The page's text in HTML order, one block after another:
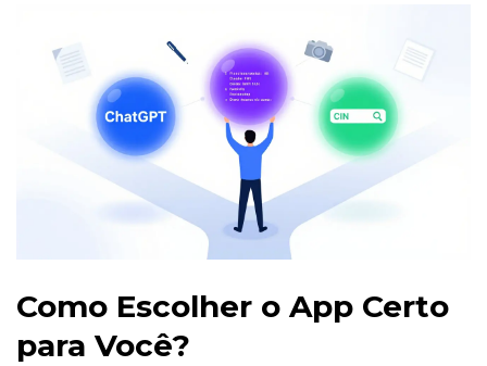
Como Escolher o App Certo
para Você?